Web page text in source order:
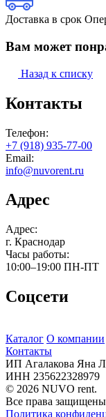
Доставка в срок
Вам может
Назад к списку
Контакты
Телефон:
+7 (918) 935-77-00
Email:
info@nuvorent.ru
Адрес
Адрес:
г. Краснодар
Часы работы:
10:00–19:00 ПН-ПТ
Соцсети
Каталог О компании
Контакты
ИП Агалакова Яна
ИНН 235622328979
© 2026 NUVO rent.
Все права
Политика